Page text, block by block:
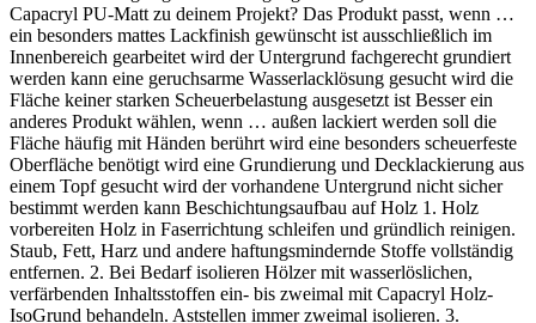
Capacryl PU-Matt zu deinem Projekt? Das Produkt passt, wenn …
ein besonders mattes Lackfinish gewünscht ist ausschließlich im
Innenbereich gearbeitet wird der Untergrund fachgerecht grundiert
werden kann eine geruchsarme Wasserlacklösung gesucht wird die
Fläche keiner starken Scheuerbelastung ausgesetzt ist Besser ein
anderes Produkt wählen, wenn … außen lackiert werden soll die
Fläche häufig mit Händen berührt wird eine besonders scheuerfeste
Oberfläche benötigt wird eine Grundierung und Decklackierung aus
einem Topf gesucht wird der vorhandene Untergrund nicht sicher
bestimmt werden kann Beschichtungsaufbau auf Holz 1. Holz
vorbereiten Holz in Faserrichtung schleifen und gründlich reinigen.
Staub, Fett, Harz und andere haftungsmindernde Stoffe vollständig
entfernen. 2. Bei Bedarf isolieren Hölzer mit wasserlöslichen,
verfärbenden Inhaltsstoffen ein- bis zweimal mit Capacryl Holz-
IsoGrund behandeln. Aststellen immer zweimal isolieren. 3.